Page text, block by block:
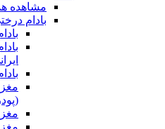
مشاهده
بادام
مغز
مغز
مغز